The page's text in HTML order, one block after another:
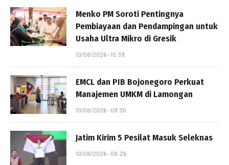
Menko PM Soroti Pentingnya
Pembiayaan dan Pendampingan untuk
Usaha Ultra Mikro di Gresik
10/08/2026 - 10:39
EMCL dan PIB Bojonegoro Perkuat
Manajemen UMKM di Lamongan
10/08/2026 - 09:35
Jatim Kirim 5 Pesilat Masuk Seleknas
10/08/2026 - 08:26